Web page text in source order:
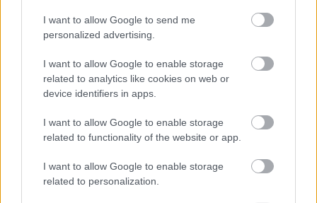
I want to allow Google to send me
personalized advertising.
I want to allow Google to enable storage
related to analytics like cookies on web or
device identifiers in apps.
I want to allow Google to enable storage
related to functionality of the website or app.
I want to allow Google to enable storage
related to personalization.
VECSEI H. MIKLÓS A ZSÁMBÉKI NYÁRI
SZÍNHÁZRÓL